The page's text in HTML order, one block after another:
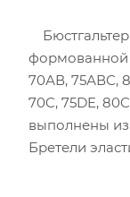
формованной
70АВ, 75АВС,
70C, 75DE,
выполнены из
Бретели